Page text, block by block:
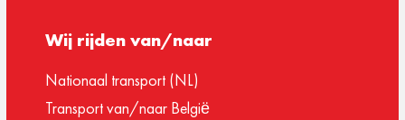
Wij rijden van/naar
Nationaal transport (NL)
Transport van/naar België